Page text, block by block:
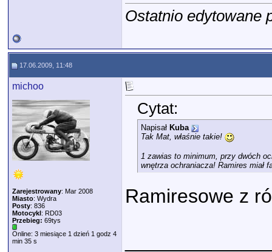
Ostatnio edytowane
17.06.2009, 11:48
michoo
Zarejestrowany: Mar 2008
Miasto: Wydra
Posty: 836
Motocykl: RD03
Przebieg: 69tys
Online: 3 miesiące 1 dzień 1 godz 4
min 35 s
Cytat:
Napisał Kuba
Tak Mat, właśnie takie!
1 zawias to minimum, przy dwóch
wnętrza ochraniacza! Ramires miał
Ramiresowe z